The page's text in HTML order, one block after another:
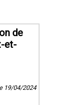
de
et-
19/04/2024